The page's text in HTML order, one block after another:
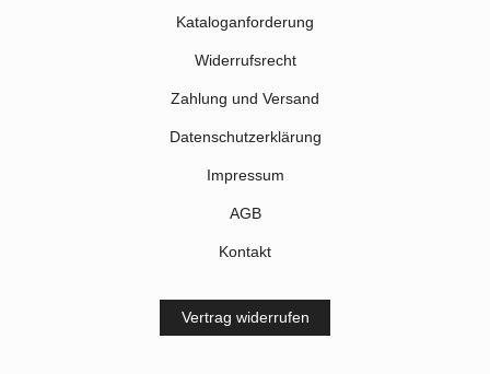
Kataloganforderung
Widerrufsrecht
Zahlung und Versand
Datenschutzerklärung
Impressum
AGB
Kontakt
Vertrag widerrufen